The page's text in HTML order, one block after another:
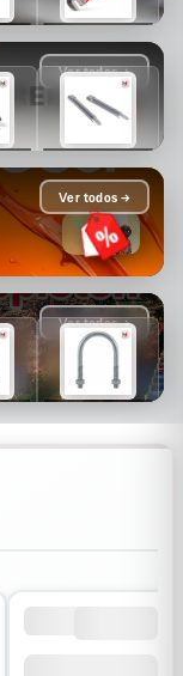
$985
Ver todos →
$1,459
Ver todos →
Ver todos →
$38